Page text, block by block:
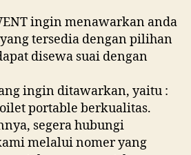
ingin menawarkan anda
tersedia dengan pilihan
disewa suai dengan
ingin ditawarkan, yaitu :
portable berkualitas.
segera hubungi
melalui nomer yang